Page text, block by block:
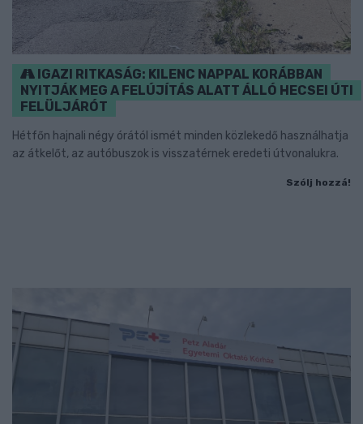
IGAZI RITKASÁG: KILENC NAPPAL KORÁBBAN
NYITJÁK MEG A FELÚJÍTÁS ALATT ÁLLÓ HECSEI ÚTI
FELÜLJÁRÓT
Hétfőn hajnali négy órától ismét minden közlekedő használhatja
az átkelőt, az autóbuszok is visszatérnek eredeti útvonalukra.
Szólj hozzá!